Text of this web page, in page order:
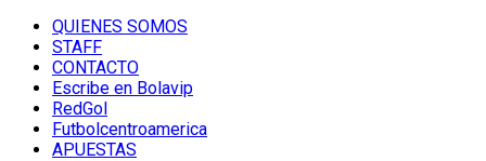
QUIENES SOMOS
STAFF
CONTACTO
Escribe en Bolavip
RedGol
Futbolcentroamerica
APUESTAS